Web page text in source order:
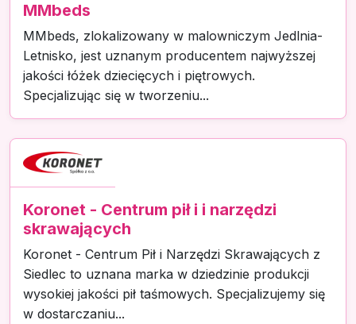
MMbeds
MMbeds, zlokalizowany w malowniczym Jedlnia-
Letnisko, jest uznanym producentem najwyższej
jakości łóżek dziecięcych i piętrowych.
Specjalizując się w tworzeniu...
Koronet - Centrum pił i i narzędzi
skrawających
Koronet - Centrum Pił i Narzędzi Skrawających z
Siedlec to uznana marka w dziedzinie produkcji
wysokiej jakości pił taśmowych. Specjalizujemy się
w dostarczaniu...